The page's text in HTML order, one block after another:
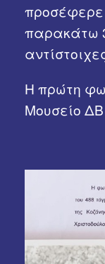
προσέφερε
παρακάτω
Η πρώτη
Μουσείο